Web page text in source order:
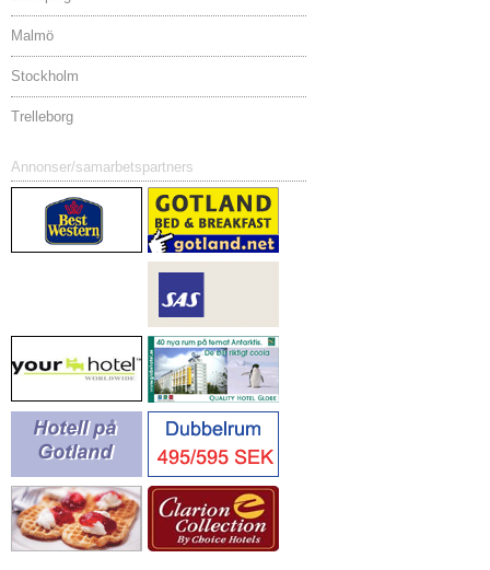
Malmö
Stockholm
Trelleborg
Annonser/samarbetspartners